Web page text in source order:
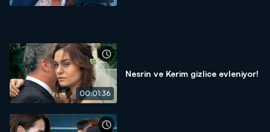
00:01:36
Nesrin ve Kerim gizlice evleniyor!